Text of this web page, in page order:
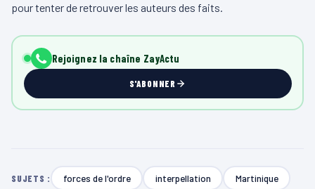
pour tenter de retrouver les auteurs des faits.
Rejoignez la chaîne ZayActu
S'ABONNER
SUJETS : forces de l'ordre interpellation Martinique